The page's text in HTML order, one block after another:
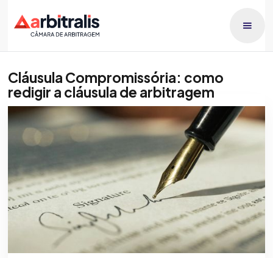
Cláusula Compromissória: como
redigir a cláusula de arbitragem
Giully Bianchini
Publicado dia
8/7/2026